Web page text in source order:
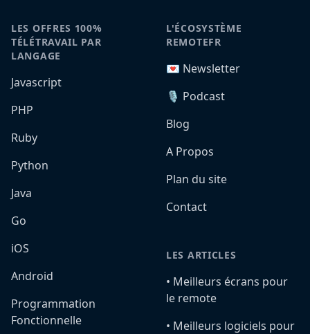
LES OFFRES 100%
TÉLÉTRAVAIL PAR
LANGAGE
Javascript
PHP
Ruby
Python
Java
Go
iOS
Android
Programmation
Fonctionnelle
L'ÉCOSYSTÈME
REMOTEFR
💌 Newsletter
🎙️ Podcast
Blog
A Propos
Plan du site
Contact
LES ARTICLES
•️ Meilleurs écrans pour
le remote
•️ Meilleurs logiciels pour